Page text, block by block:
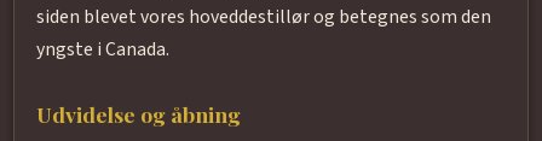
siden blevet vores hoveddestillør og betegnes som den
yngste i Canada.
Udvidelse og åbning